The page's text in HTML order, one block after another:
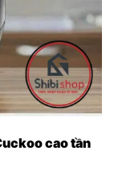
cao tần